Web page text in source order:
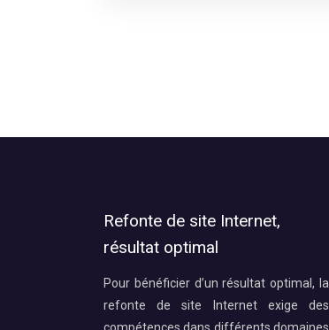
Refonte de site Internet,
résultat optimal
Pour bénéficier d’un résultat optimal, la
refonte de site Internet exige des
compétences dans différents domaines